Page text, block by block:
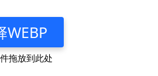
WEBP
拖放到此处